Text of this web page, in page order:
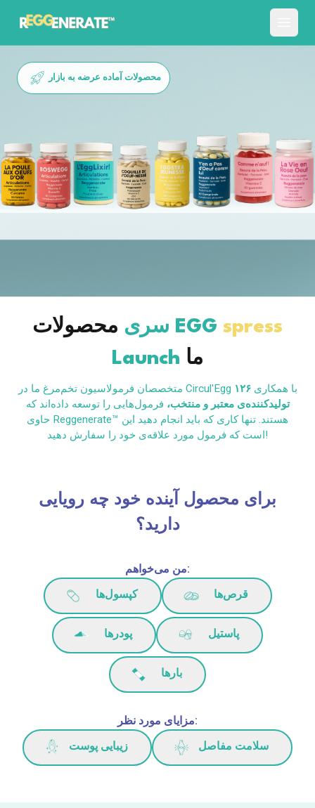
محصولات آماده عرضه به بازار
سری EGG spress
Launch ما
متخصصان فرمولاسیون تخم‌مرغ ما در Circul'Egg با همکاری۱۲۶
تولیدکننده‌ی معتبر و منتخب، فرمول‌هایی را توسعه داده‌اند که
حاوی Reggenerate™ هستند. تنها کاری که باید انجام دهید این
است که فرمول مورد علاقه‌ی خود را سفارش دهید!
برای محصول آینده خود چه رویایی
دارید؟
من می‌خواهم:
کپسول‌ها قرص‌ها
پودرها پاستیل
بارها
مزایای مورد نظر:
زیبایی پوست سلامت مفاصل